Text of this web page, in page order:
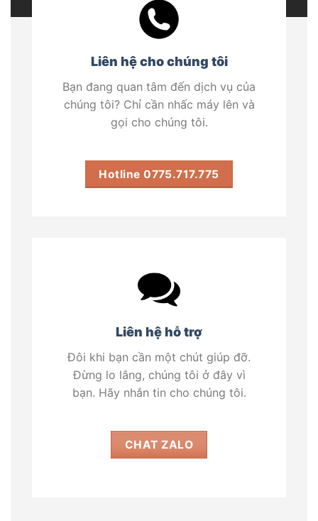
Liên hệ cho chúng tôi
Bạn đang quan tâm đến dịch vụ của
chúng tôi? Chỉ cần nhấc máy lên và
gọi cho chúng tôi.
Hotline 0775.717.775
Liên hệ hỗ trợ
Đôi khi bạn cần một chút giúp đỡ.
Đừng lo lắng, chúng tôi ở đây vì
bạn. Hãy nhắn tin cho chúng tôi.
CHAT ZALO